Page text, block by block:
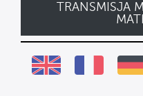
TRANSMISJA